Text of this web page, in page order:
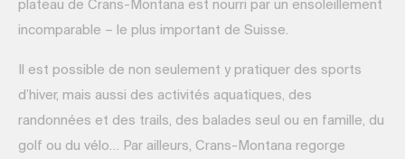
plateau de Crans-Montana est nourri par un ensoleillement
incomparable – le plus important de Suisse.
Il est possible de non seulement y pratiquer des sports
d’hiver, mais aussi des activités aquatiques, des
randonnées et des trails, des balades seul ou en famille, du
golf ou du vélo… Par ailleurs, Crans-Montana regorge